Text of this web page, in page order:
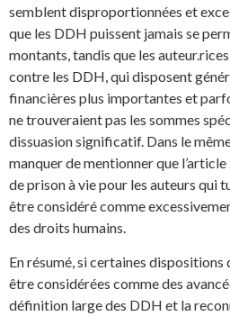
semblent disproportionnées et
que les DDH puissent jamais se
montants, tandis que les
contre les DDH, qui disposent
financières plus importantes et
ne trouveraient pas les sommes
dissuasion significatif. Dans le
manquer de mentionner que
de prison à vie pour les auteurs qui
être considéré comme
des droits humains.
En résumé, si certaines
être considérées comme des
définition large des DDH et la